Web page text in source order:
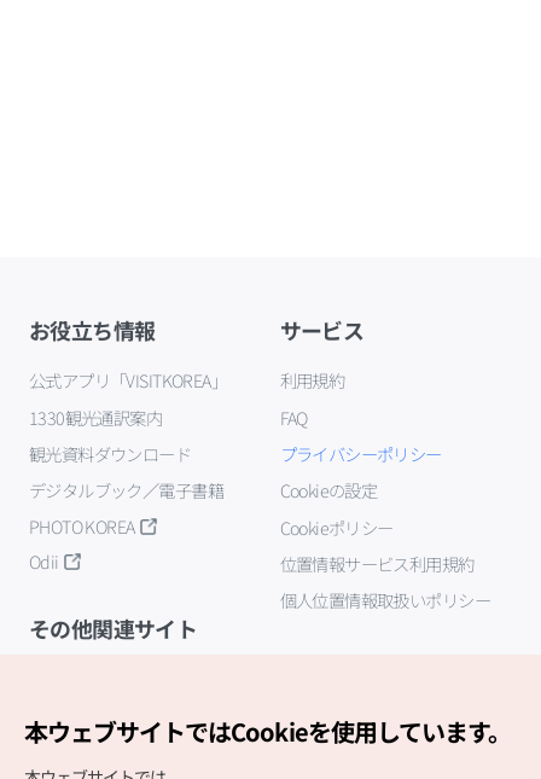
お役立ち情報
公式アプリ「VISITKOREA」
1330観光通訳案内
観光資料ダウンロード
デジタルブック／電子書籍
PHOTO KOREA
Odii
サービス
利用規約
FAQ
プライバシーポリシー
Cookieの設定
Cookieポリシー
位置情報サービス利用規約
個人位置情報取扱いポリシー
その他関連サイト
本ウェブサイトではCookieを使用しています。